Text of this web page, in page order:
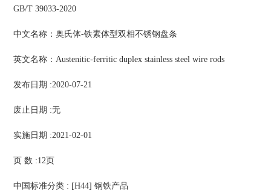
GB/T 39033-2020
中文名称：奥氏体-铁素体型双相不锈钢盘条
英文名称：Austenitic-ferritic duplex stainless steel wire rods
发布日期 :2020-07-21
废止日期 :无
实施日期 :2021-02-01
页 数 :12页
中国标准分类 : [H44] 钢铁产品